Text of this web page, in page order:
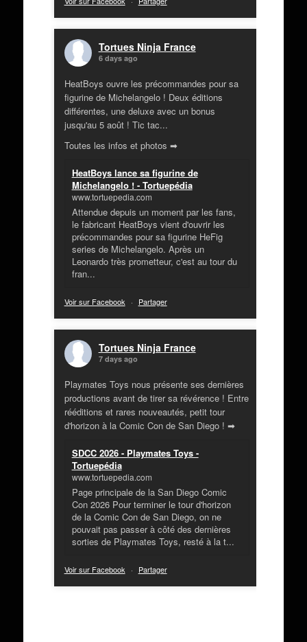
Tortues Ninja France
6 days ago
HeatBoys ouvre les précommandes pour sa
figurine de Michelangelo ! Deux éditions
différentes, une deluxe avec un bonus
jusqu'au 5 août ! Tic tac...
Toutes les infos et photos ➡
HeatBoys lance sa figurine de
Michelangelo ! - Tortuepédia
www.tortuepedia.com
Attendue depuis un moment par les fans,
le fabricant HeatBoys vient d'ouvrir les
précommandes pour sa figurine HeFig
series de Michelangelo. Après un
Leonardo très prometteur, c'est au tour du
fran...
Voir sur Facebook · Partager
Tortues Ninja France
7 days ago
Playmates Toys nous présente ses dernières
productions avant de tirer sa révérence ! Entre
rééditions et rares nouveautés, petit tour
d'horizon à la Comic Con de San Diego ! ➡
SDCC 2026 - Playmates Toys -
Tortuepédia
www.tortuepedia.com
Page principale de la San Diego Comic
Con 2026 Pour terminer le tour d'horizon
de la Comic Con de San Diego, on ne
pouvait pas passer à côté des dernières
sorties de Playmates Toys, resté à la t...
Voir sur Facebook · Partager